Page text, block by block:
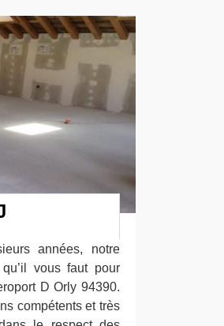
années, notre
vous faut pour
D Orly 94390.
compétents et très